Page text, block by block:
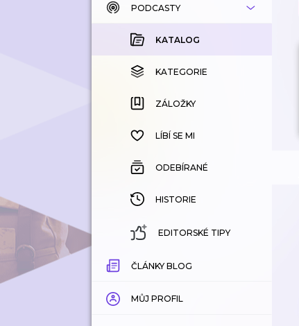
KATALOG
KOUPENÉ
KATEGORIE
ZÁLOŽKY
HISTORIE
PODCASTY
KATALOG
KATEGORIE
ZÁLOŽKY
LÍBÍ SE MI
ODEBÍRANÉ
HISTORIE
EDITORSKÉ TIPY
ČLÁNKY BLOG
MŮJ PROFIL